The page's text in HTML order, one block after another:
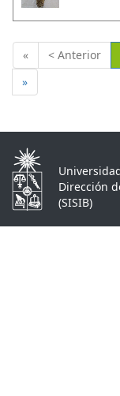
« < Anterior
»
Dirección
(SISIB)